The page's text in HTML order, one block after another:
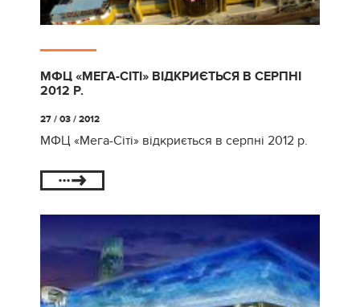
МФЦ «МЕГА-СІТІ» ВІДКРИЄТЬСЯ В СЕРПНІ
2012 Р.
27 / 03 / 2012
МФЦ «Мега-Сіті» відкриється в серпні 2012 р.